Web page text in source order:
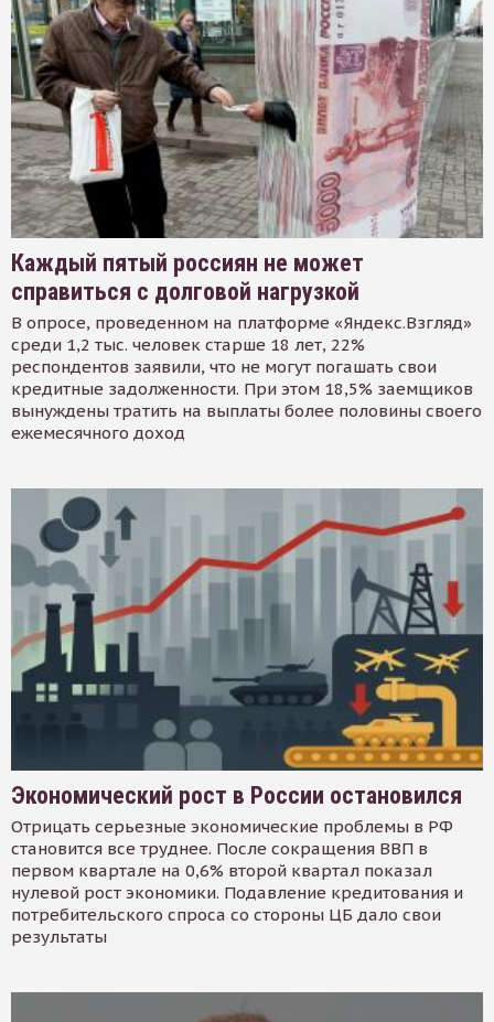
Каждый пятый россиян не может
справиться с долговой нагрузкой
В опросе, проведенном на платформе «Яндекс.Взгляд»
среди 1,2 тыс. человек старше 18 лет, 22%
респондентов заявили, что не могут погашать свои
кредитные задолженности. При этом 18,5% заемщиков
вынуждены тратить на выплаты более половины своего
ежемесячного доход
Экономический рост в России остановился
Отрицать серьезные экономические проблемы в РФ
становится все труднее. После сокращения ВВП в
первом квартале на 0,6% второй квартал показал
нулевой рост экономики. Подавление кредитования и
потребительского спроса со стороны ЦБ дало свои
результаты